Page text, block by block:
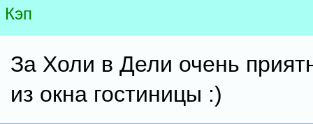
Кэп
За Холи в Дели очень
из окна гостиницы :)